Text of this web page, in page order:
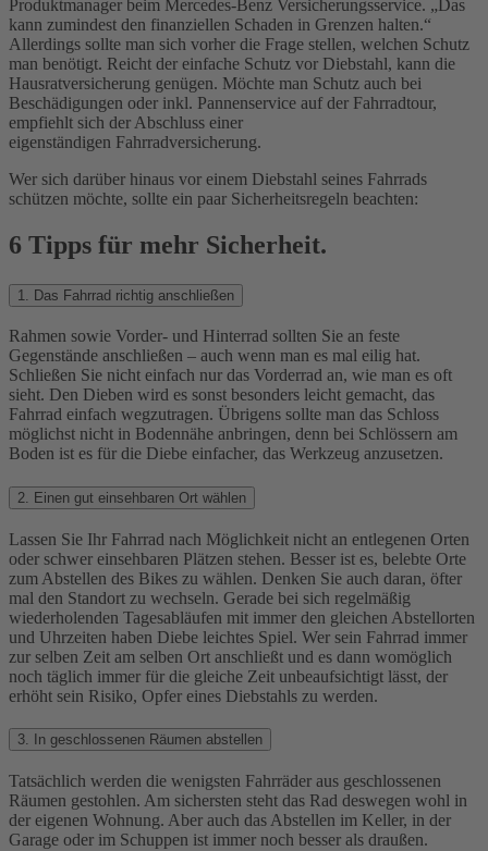
Produktmanager beim Mercedes-Benz Versicherungsservice. „Das
kann zumindest den finanziellen Schaden in Grenzen halten.“
Allerdings sollte man sich vorher die Frage stellen, welchen Schutz
man benötigt. Reicht der einfache Schutz vor Diebstahl, kann die
Hausratversicherung genügen. Möchte man Schutz auch bei
Beschädigungen oder inkl. Pannenservice auf der Fahrradtour,
empfiehlt sich der Abschluss einer
eigenständigen Fahrradversicherung.
Wer sich darüber hinaus vor einem Diebstahl seines Fahrrads
schützen möchte, sollte ein paar Sicherheitsregeln beachten:
6 Tipps für mehr Sicherheit.
1. Das Fahrrad richtig anschließen
Rahmen sowie Vorder- und Hinterrad sollten Sie an feste
Gegenstände anschließen – auch wenn man es mal eilig hat.
Schließen Sie nicht einfach nur das Vorderrad an, wie man es oft
sieht. Den Dieben wird es sonst besonders leicht gemacht, das
Fahrrad einfach wegzutragen. Übrigens sollte man das Schloss
möglichst nicht in Bodennähe anbringen, denn bei Schlössern am
Boden ist es für die Diebe einfacher, das Werkzeug anzusetzen.
2. Einen gut einsehbaren Ort wählen
Lassen Sie Ihr Fahrrad nach Möglichkeit nicht an entlegenen Orten
oder schwer einsehbaren Plätzen stehen. Besser ist es, belebte Orte
zum Abstellen des Bikes zu wählen. Denken Sie auch daran, öfter
mal den Standort zu wechseln. Gerade bei sich regelmäßig
wiederholenden Tagesabläufen mit immer den gleichen Abstellorten
und Uhrzeiten haben Diebe leichtes Spiel. Wer sein Fahrrad immer
zur selben Zeit am selben Ort anschließt und es dann womöglich
noch täglich immer für die gleiche Zeit unbeaufsichtigt lässt, der
erhöht sein Risiko, Opfer eines Diebstahls zu werden.
3. In geschlossenen Räumen abstellen
Tatsächlich werden die wenigsten Fahrräder aus geschlossenen
Räumen gestohlen. Am sichersten steht das Rad deswegen wohl in
der eigenen Wohnung. Aber auch das Abstellen im Keller, in der
Garage oder im Schuppen ist immer noch besser als draußen.